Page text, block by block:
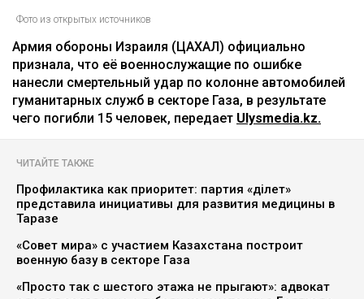
Фото из открытых источников
Армия обороны Израиля (ЦАХАЛ) официально
признала, что её военнослужащие по ошибке
нанесли смертельный удар по колонне автомобилей
гуманитарных служб в секторе Газа, в результате
чего погибли 15 человек, передает Ulysmedia.kz.
ЧИТАЙТЕ ТАКЖЕ
Профилактика как приоритет: партия «Әділет»
представила инициативы для развития медицины в
Таразе
«Совет мира» с участием Казахстана построит
военную базу в секторе Газа
«Просто так с шестого этажа не прыгают»: адвокат